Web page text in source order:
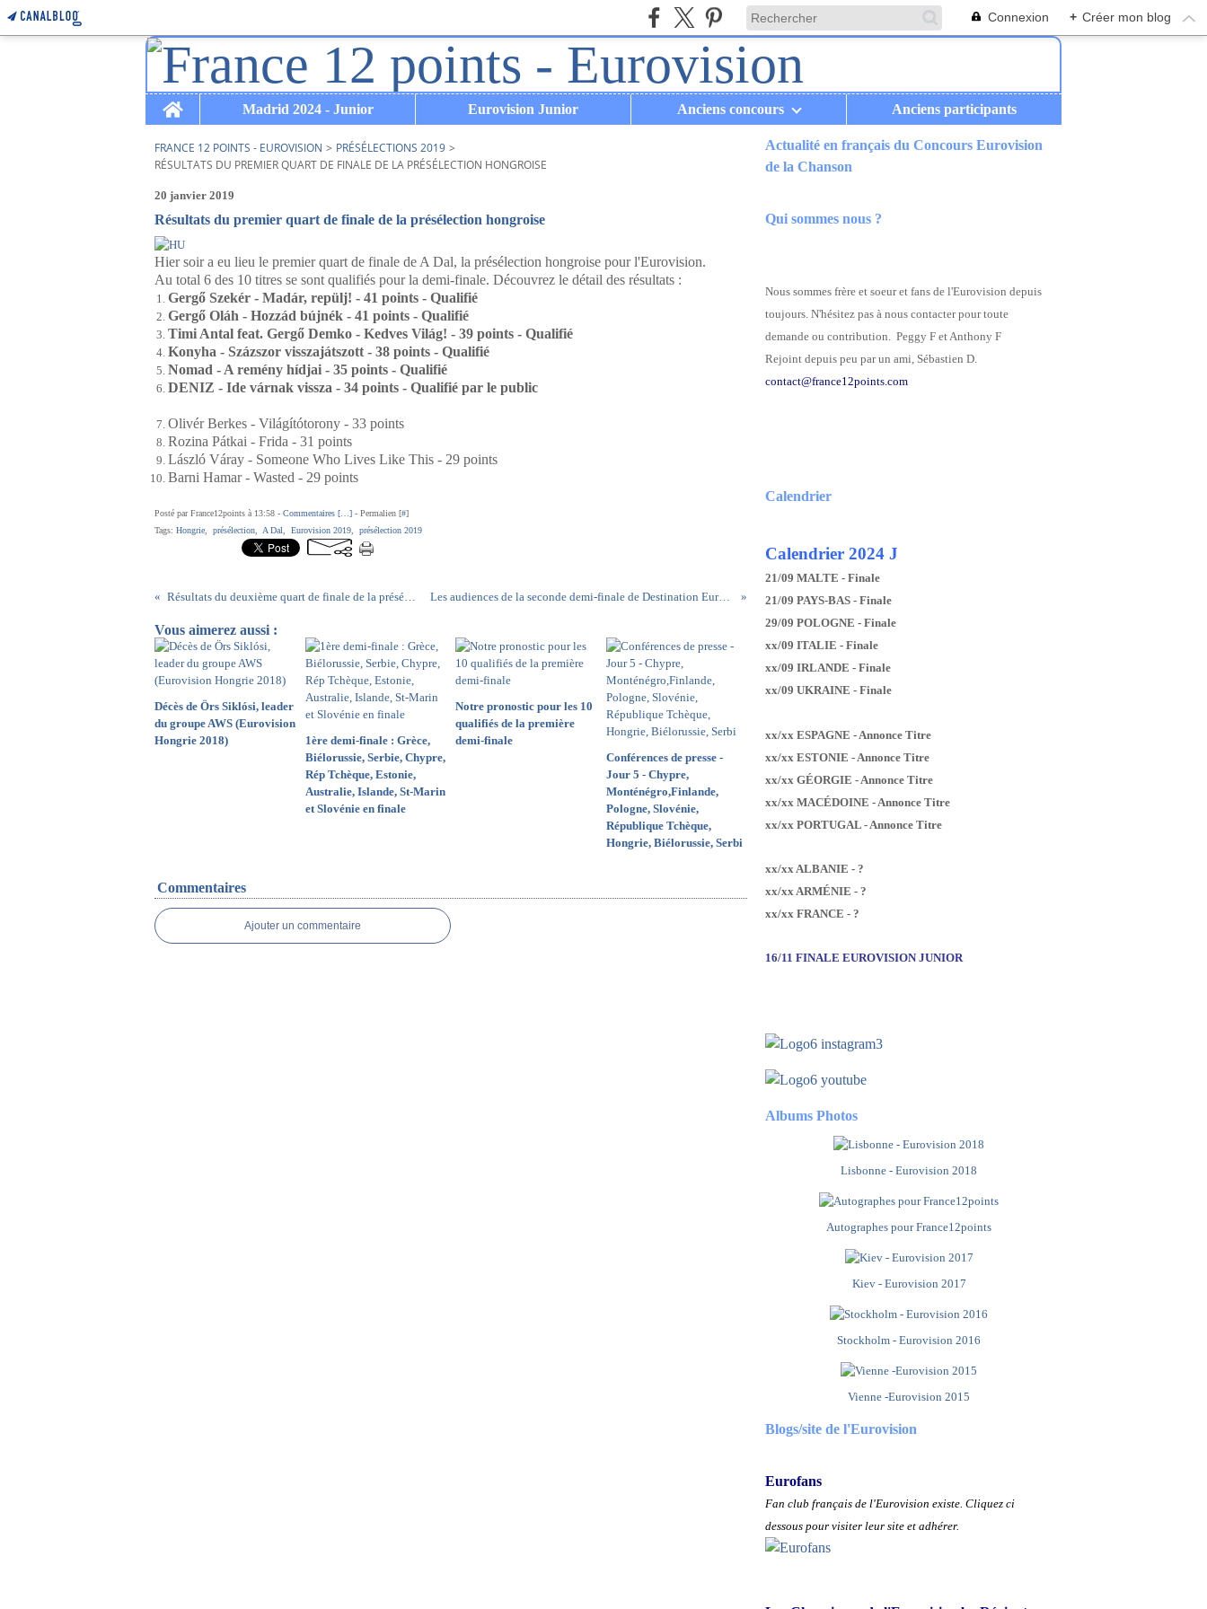
Connexion + Créer mon blog
Home
Madrid 2024 - Junior Eurovision Junior Anciens concours Anciens participants
FRANCE 12 POINTS - EUROVISION > PRÉSÉLECTIONS 2019 >
RÉSULTATS DU PREMIER QUART DE FINALE DE LA PRÉSÉLECTION HONGROISE
20 janvier 2019
Résultats du premier quart de finale de la présélection hongroise
Hier soir a eu lieu le premier quart de finale de A Dal, la présélection hongroise pour l'Eurovision.
Au total 6 des 10 titres se sont qualifiés pour la demi-finale. Découvrez le détail des résultats :
Gergő Szekér - Madár, repülj! - 41 points - Qualifié
Gergő Oláh - Hozzád bújnék - 41 points - Qualifié
Timi Antal feat. Gergő Demko - Kedves Világ! - 39 points - Qualifié
Konyha - Százszor visszajátszott - 38 points - Qualifié
Nomad - A remény hídjai - 35 points - Qualifié
DENIZ - Ide várnak vissza - 34 points - Qualifié par le public
Olivér Berkes - Világítótorony - 33 points
Rozina Pátkai - Frida - 31 points
László Váray - Someone Who Lives Like This - 29 points
Barni Hamar - Wasted - 29 points
Posté par France12points à 13:58 - Commentaires [ ] - Permalien [#]
Tags: Hongrie présélection A Dal Eurovision 2019 présélection 2019
Résultats du deuxième quart de finale de la présélection lituanienne Les audiences de la seconde demi-finale de Destination Eurovision en forte baisse
Vous aimerez aussi :
Décès de Örs Siklósi, leader
du groupe AWS (Eurovision
Hongrie 2018)
1ère demi-finale : Grèce,
Biélorussie, Serbie, Chypre,
Rép Tchèque, Estonie,
Australie, Islande, St-Marin
et Slovénie en finale
Notre pronostic pour les 10
qualifiés de la première
demi-finale
Conférences de presse -
Jour 5 - Chypre,
Monténégro,Finlande,
Pologne, Slovénie,
République Tchèque,
Hongrie, Biélorussie, Serbi
Commentaires
Ajouter un commentaire
Actualité en français du Concours Eurovision
de la Chanson
Qui sommes nous ?
Nous sommes frère et soeur et fans de l'Eurovision depuis
toujours. N'hésitez pas à nous contacter pour toute
demande ou contribution. Peggy F et Anthony F
Rejoint depuis peu par un ami, Sébastien D.
contact@france12points.com
Calendrier
Calendrier 2024 J
21/09 MALTE - Finale
21/09 PAYS-BAS - Finale
29/09 POLOGNE - Finale
xx/09 ITALIE - Finale
xx/09 IRLANDE - Finale
xx/09 UKRAINE - Finale
xx/xx ESPAGNE - Annonce Titre
xx/xx ESTONIE - Annonce Titre
xx/xx GÉORGIE - Annonce Titre
xx/xx MACÉDOINE - Annonce Titre
xx/xx PORTUGAL - Annonce Titre
xx/xx ALBANIE - ?
xx/xx ARMÉNIE - ?
xx/xx FRANCE - ?
16/11 FINALE EUROVISION JUNIOR
Albums Photos
Lisbonne - Eurovision 2018
Autographes pour France12points
Kiev - Eurovision 2017
Stockholm - Eurovision 2016
Vienne -Eurovision 2015
Blogs/site de l'Eurovision
Eurofans
Fan club français de l'Eurovision existe. Cliquez ci
dessous pour visiter leur site et adhérer.